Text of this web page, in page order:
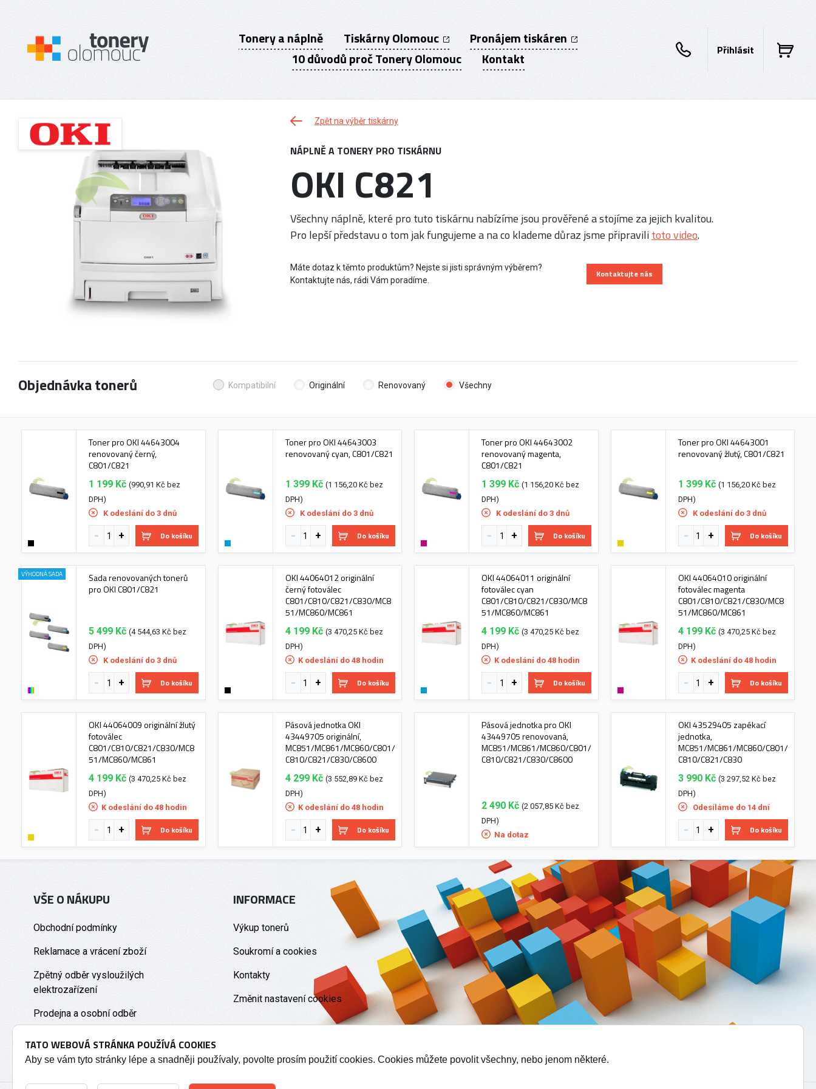
Tonery a náplně Tiskárny Olomouc
Pronájem tiskáren
10 důvodů proč Tonery Olomouc
Kontakt Přihlásit
Zpět na výběr tiskárny
NÁPLNĚ A TONERY PRO TISKÁRNU
OKI C821
Všechny náplně, které pro tuto tiskárnu nabízíme jsou prověřené a stojíme za jejich kvalitou.
Pro lepší představu o tom jak fungujeme a na co klademe důraz jsme připravilitoto video.
Máte dotaz k těmto produktům? Nejste si jisti správným výběrem?
Kontaktujte nás, rádi Vám poradíme.
Kontaktujte nás
Objednávka tonerů Kompatibilní Originální Renovovaný Všechny
Toner pro OKI 44643004
renovovaný černý,
C801/C821
1 199 Kč (990,91 Kč bez
DPH)
K odeslání do 3 dnů
Do košíku
Toner pro OKI 44643003
renovovaný cyan, C801/C821
1 399 Kč (1 156,20 Kč bez
DPH)
K odeslání do 3 dnů
Do košíku
Toner pro OKI 44643002
renovovaný magenta,
C801/C821
1 399 Kč (1 156,20 Kč bez
DPH)
K odeslání do 3 dnů
Do košíku
Toner pro OKI 44643001
renovovaný žlutý, C801/C821
1 399 Kč (1 156,20 Kč bez
DPH)
K odeslání do 3 dnů
Do košíku
VÝHODNÁ SADA
Sada renovovaných tonerů
pro OKI C801/C821
5 499 Kč (4 544,63 Kč bez
DPH)
K odeslání do 3 dnů
Do košíku
OKI 44064012 originální
černý fotoválec
C801/C810/C821/C830/MC8
51/MC860/MC861
4 199 Kč (3 470,25 Kč bez
DPH)
K odeslání do 48 hodin
Do košíku
OKI 44064011 originální
fotoválec cyan
C801/C810/C821/C830/MC8
51/MC860/MC861
4 199 Kč (3 470,25 Kč bez
DPH)
K odeslání do 48 hodin
Do košíku
OKI 44064010 originální
fotoválec magenta
C801/C810/C821/C830/MC8
51/MC860/MC861
4 199 Kč (3 470,25 Kč bez
DPH)
K odeslání do 48 hodin
Do košíku
OKI 44064009 originální žlutý
fotoválec
C801/C810/C821/C830/MC8
51/MC860/MC861
4 199 Kč (3 470,25 Kč bez
DPH)
K odeslání do 48 hodin
Do košíku
Pásová jednotka OKI
43449705 originální,
MC851/MC861/MC860/C801/
C810/C821/C830/C8600
4 299 Kč (3 552,89 Kč bez
DPH)
K odeslání do 48 hodin
Do košíku
Pásová jednotka pro OKI
43449705 renovovaná,
MC851/MC861/MC860/C801/
C810/C821/C830/C8600
2 490 Kč (2 057,85 Kč bez
DPH)
Na dotaz
OKI 43529405 zapékací
jednotka,
MC851/MC861/MC860/C801/
C810/C821/C830
3 990 Kč (3 297,52 Kč bez
DPH)
Odesíláme do 14 dní
Do košíku
VŠE O NÁKUPU
Obchodní podmínky
Reklamace a vrácení zboží
Zpětný odběr vysloužilých
elektrozařízení
Prodejna a osobní odběr
INFORMACE
Výkup tonerů
Soukromí a cookies
Kontakty
Změnit nastavení cookies
TATO WEBOVÁ STRÁNKA POUŽÍVÁ COOKIES
Aby se vám tyto stránky lépe a snadněji používaly, povolte prosím použití cookies. Cookies můžete povolit všechny, nebo jenom některé.